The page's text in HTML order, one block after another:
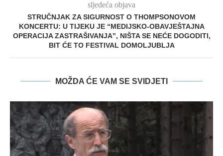
sljedeća objava
STRUČNJAK ZA SIGURNOST O THOMPSONOVOM
KONCERTU: U TIJEKU JE “MEDIJSKO-OBAVJEŠTAJNA
OPERACIJA ZASTRAŠIVANJA”, NIŠTA SE NEĆE DOGODITI,
BIT ĆE TO FESTIVAL DOMOLJUBLJA
MOŽDA ĆE VAM SE SVIDJETI